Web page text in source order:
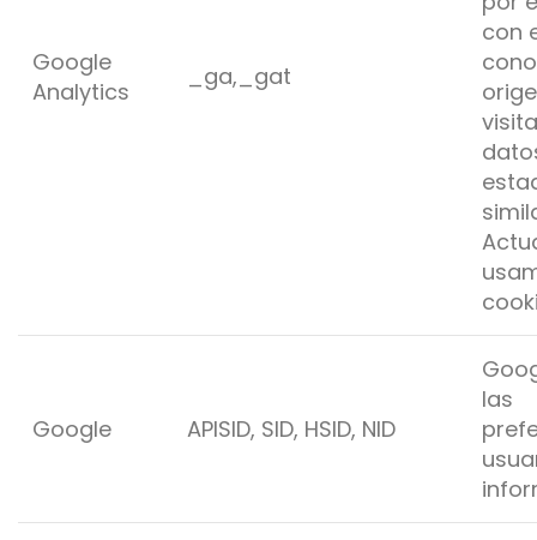
Google
Analytics
_ga,_gat
con
Google APISID, SID, HSID, NID
las